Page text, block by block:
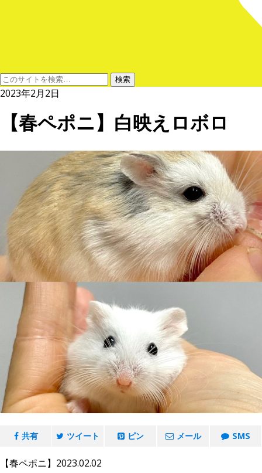
2023年2月2日
【春ペポニ】白映えロボロ
共有 ツイート ピン メール SMS
【春ペポニ】2023.02.02